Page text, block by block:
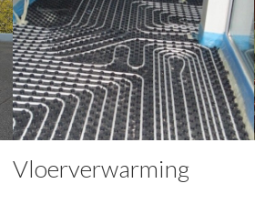
Vloerverwarming